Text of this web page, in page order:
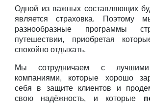
Одной из важных составляющих
является страховка.
Поэтому
разнообразные программы
путешествии, приобретая
спокойно отдыхать.
Мы сотрудничаем с лучшими
компаниями, которые хорошо
себя в защите клиентов и
свою надёжность, и которые